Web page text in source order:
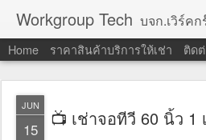
Workgroup Tech บจก.เวิร์คกรุ๊ป เทค บริการให้ เช่าคอมพิวเตอร์ โน้ตบุ๊ค
Home ราคาสินค้าบริการให้เช่า ติด
JUN
15 📺 เช่าจอทีวี 60 นิ้ว 1